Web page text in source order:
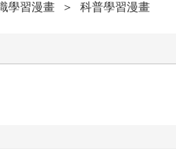
學習漫畫 ＞ 科普學習漫畫